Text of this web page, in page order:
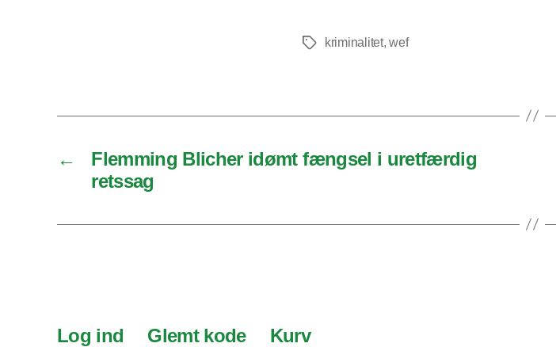
Tagskriminalitet,wef
←
Flemming Blicher idømt fængsel i uretfærdig
retssag
Log ind Glemt kode Kurv